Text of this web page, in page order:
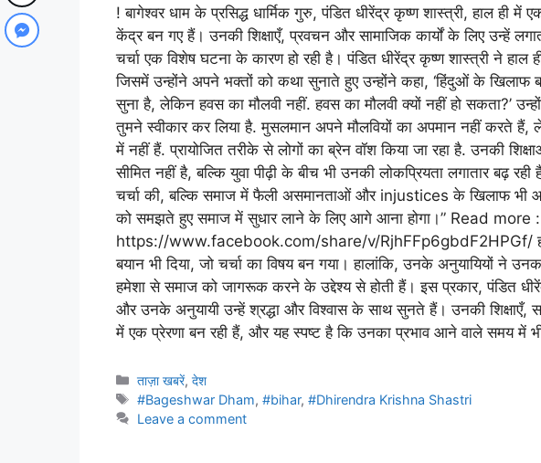
! बागेश्वर धाम के प्रसिद्ध धार्मिक गुरु, पंडित धीरेंद्र कृष्ण शास्त्री, हाल ही में
केंद्र बन गए हैं। उनकी शिक्षाएँ, प्रवचन और सामाजिक कार्यों के लिए उन्हें
चर्चा एक विशेष घटना के कारण हो रही है। पंडित धीरेंद्र कृष्ण शास्त्री ने हाल
जिसमें उन्होंने अपने भक्तों को कथा सुनाते हुए उन्होंने कहा, ‘हिंदुओं के खिलाफ
सुना है, लेकिन हवस का मौलवी नहीं. हवस का मौलवी क्यों नहीं हो सकता?’
तुमने स्वीकार कर लिया है. मुसलमान अपने मौलवियों का अपमान नहीं करते हैं,
में नहीं हैं. प्रायोजित तरीके से लोगों का ब्रेन वॉश किया जा रहा है. उनकी
सीमित नहीं है, बल्कि युवा पीढ़ी के बीच भी उनकी लोकप्रियता लगातार बढ़
चर्चा की, बल्कि समाज में फैली असमानताओं और injustices के खिलाफ भी
को समझते हुए समाज में सुधार लाने के लिए आगे आना होगा।” Read more :
https://www.facebook.com/share/v/RjhFFp6gbdF2HPGf/ हाल
बयान भी दिया, जो चर्चा का विषय बन गया। हालांकि, उनके अनुयायियों ने
हमेशा से समाज को जागरूक करने के उद्देश्य से होती हैं। इस प्रकार, पंडित
और उनके अनुयायी उन्हें श्रद्धा और विश्वास के साथ सुनते हैं। उनकी शिक्षाएँ,
में एक प्रेरणा बन रही हैं, और यह स्पष्ट है कि उनका प्रभाव आने वाले समय में भी
ताज़ा खबरें,देश
#Bageshwar Dham,#bihar,#Dhirendra Krishna Shastri
Leave a comment